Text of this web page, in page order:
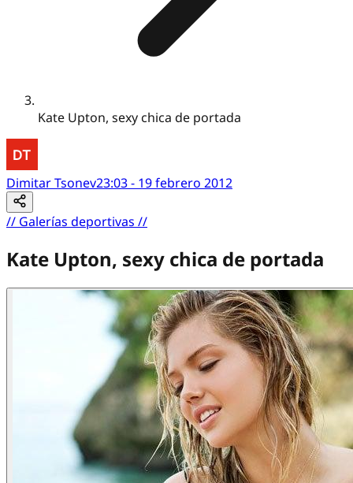
Kate Upton, sexy chica de portada
Dimitar Tsonev23:03 - 19 febrero 2012
// Galerías deportivas //
Kate Upton, sexy chica de portada